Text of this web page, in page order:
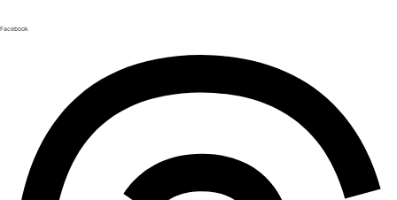
Facebook